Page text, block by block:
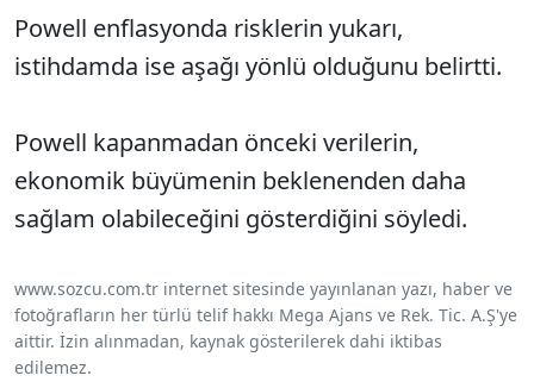
Powell enflasyonda risklerin yukarı,
istihdamda ise aşağı yönlü olduğunu belirtti.
Powell kapanmadan önceki verilerin,
ekonomik büyümenin beklenenden daha
sağlam olabileceğini gösterdiğini söyledi.
www.sozcu.com.tr internet sitesinde yayınlanan yazı, haber ve
fotoğrafların her türlü telif hakkı Mega Ajans ve Rek. Tic. A.Ş'ye
aittir. İzin alınmadan, kaynak gösterilerek dahi iktibas
edilemez.